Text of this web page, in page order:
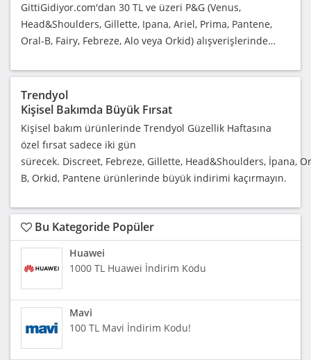
GittiGidiyor.com'dan 30 TL ve üzeri P&G (Venus,
Head&Shoulders, Gillette, Ipana, Ariel, Prima, Pantene,
Oral-B, Fairy, Febreze, Alo veya Orkid) alışverişlerinde…
Trendyol
Kişisel Bakımda Büyük Fırsat
Kişisel bakım ürünlerinde Trendyol Güzellik Haftasına
özel fırsat sadece iki gün
sürecek. Discreet, Febreze, Gillette, Head&Shoulders, İpana,
B, Orkid, Pantene ürünlerinde büyük indirimi kaçırmayın.
Bu Kategoride Popüler
Huawei
1000 TL Huawei İndirim Kodu
Mavi
100 TL Mavi İndirim Kodu!